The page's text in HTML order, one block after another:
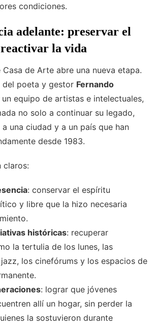
condiciones.
adelante: preservar el
la vida
de Arte abre una nueva etapa.
del poeta y gestor Fernando
equipo de artistas e intelectuales,
no solo a continuar su legado,
una ciudad y a un país que han
desde 1983.
claros:
: conservar el espíritu
y libre que la hizo necesaria
históricas: recuperar
la tertulia de los lunes, las
los cinefórums y los espacios de
: lograr que jóvenes
allí un hogar, sin perder la
la sostuvieron durante